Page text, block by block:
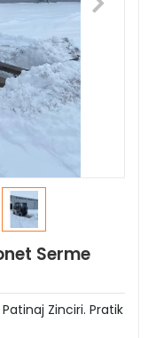
Serme
Zinciri. Pratik